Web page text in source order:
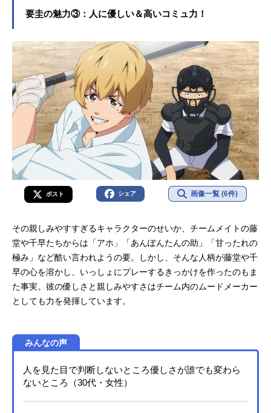
要圭の魅力③：人に優しい＆高いコミュ力！
ポスト シェア 画像一覧 (6件)
その親しみやすすぎるキャラクターのせいか、チームメイトの藤
堂や千早たちからは「アホ」「あんぽんたんの助」「甘ったれの
極み」など酷い言われようの要。しかし、そんな人柄が藤堂や千
早の心を溶かし、いっしょにプレーするきっかけを作ったのもま
た事実。彼の優しさと親しみやすさはチーム内のムードメーカー
としても力を発揮しています。
みんなの声
人を見た目で判断しないところ優しさが誰でも変わら
ないところ（30代・女性）